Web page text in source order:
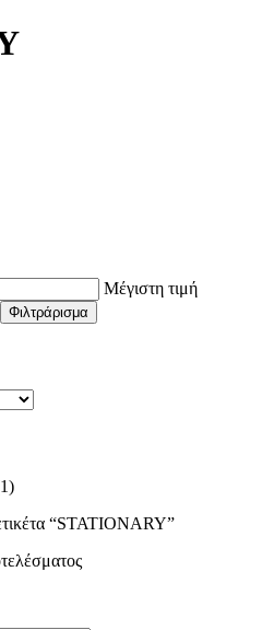
Μέγιστη τιμή
Φιλτράρισμα
“STATIONARY”